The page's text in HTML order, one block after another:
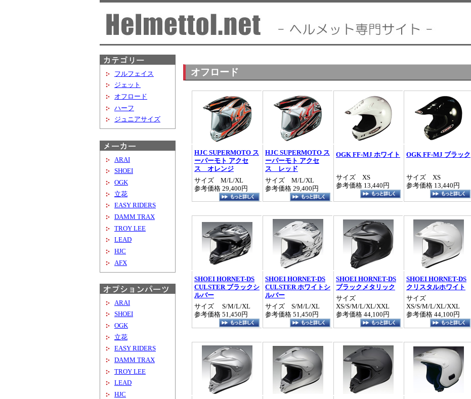
フルフェイス
ジェット
オフロード
ハーフ
ジュニアサイズ
ARAI
SHOEI
OGK
立花
EASY RIDERS
DAMM TRAX
TROY LEE
LEAD
HJC
AFX
ARAI
SHOEI
OGK
立花
EASY RIDERS
DAMM TRAX
TROY LEE
LEAD
HJC
オフロード
HJC SUPERMOTO ス
ーパーモト アクセ
ス オレンジ
サイズ M/L/XL
参考価格 29,400円
HJC SUPERMOTO ス
ーパーモト アクセ
ス レッド
サイズ M/L/XL
参考価格 29,400円
OGK FF-MJ ホワイト
サイズ XS
参考価格 13,440円
OGK FF-MJ ブラック
サイズ XS
参考価格 13,440円
SHOEI HORNET-DS
CULSTER ブラックシ
ルバー
サイズ S/M/L/XL
参考価格 51,450円
SHOEI HORNET-DS
CULSTER ホワイトシ
ルバー
サイズ S/M/L/XL
参考価格 51,450円
SHOEI HORNET-DS
ブラックメタリック
サイズ
XS/S/M/L/XL/XXL
参考価格 44,100円
SHOEI HORNET-DS
クリスタルホワイト
サイズ
XS/S/M/L/XL/XXL
参考価格 44,100円